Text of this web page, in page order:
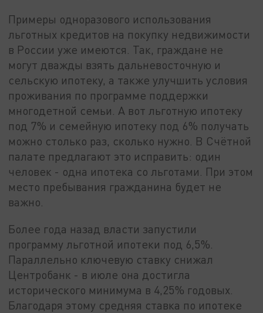
Примеры одноразового использования
льготных кредитов на покупку недвижимости
в России уже имеются. Так, граждане не
могут дважды взять дальневосточную и
сельскую ипотеку, а также улучшить условия
проживания по программе поддержки
многодетной семьи. А вот льготную ипотеку
под 7% и семейную ипотеку под 6% получать
можно столько раз, сколько нужно. В Счётной
палате предлагают это исправить: один
человек - одна ипотека со льготами. При этом
место пребывания гражданина будет не
важно.
Более года назад власти запустили
программу льготной ипотеки под 6,5%.
Параллельно ключевую ставку снижал
Центробанк - в июле она достигла
исторического минимума в 4,25% годовых.
Благодаря этому средняя ставка по ипотеке